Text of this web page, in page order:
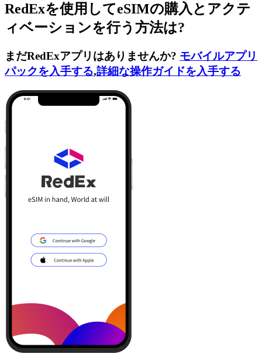
RedExを使用してeSIMの購入とアクテ
ィベーションを行う方法は?
まだRedExアプリはありませんか? モバイルアプリ
パックを入手する,詳細な操作ガイドを入手する